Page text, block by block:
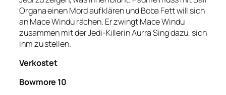
Organa einen Mord aufklären und Boba Fett will sich
an Mace Windu rächen. Er zwingt Mace Windu
zusammen mit der Jedi-Killerin Aurra Sing dazu, sich
ihm zu stellen.
Verkostet
Bowmore 10